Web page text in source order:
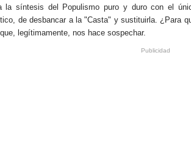
la síntesis del Populismo puro y duro con el
de desbancar a la "Casta" y sustituirla. ¿Para
legítimamente, nos hace sospechar.